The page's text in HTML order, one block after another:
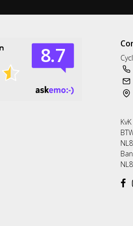
Neem gerust
Telefoon
T: 085 -
06 83